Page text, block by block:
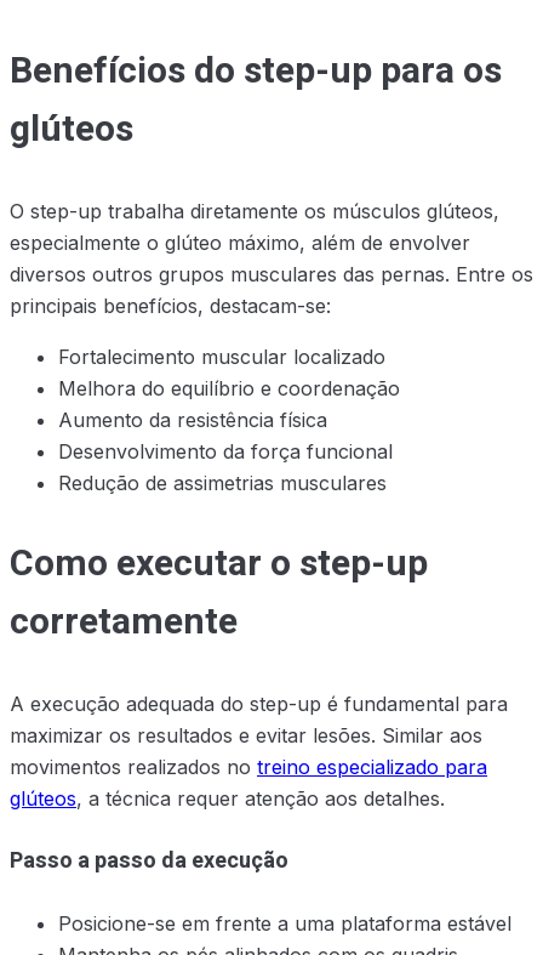
Benefícios do step-up para os
glúteos
O step-up trabalha diretamente os músculos glúteos,
especialmente o glúteo máximo, além de envolver
diversos outros grupos musculares das pernas. Entre os
principais benefícios, destacam-se:
Fortalecimento muscular localizado
Melhora do equilíbrio e coordenação
Aumento da resistência física
Desenvolvimento da força funcional
Redução de assimetrias musculares
Como executar o step-up
corretamente
A execução adequada do step-up é fundamental para
maximizar os resultados e evitar lesões. Similar aos
movimentos realizados no treino especializado para
glúteos, a técnica requer atenção aos detalhes.
Passo a passo da execução
Posicione-se em frente a uma plataforma estável